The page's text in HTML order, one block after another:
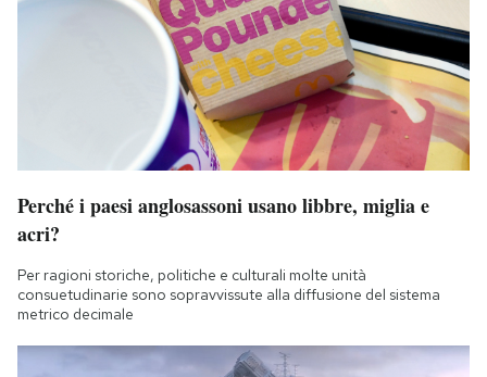
Perché i paesi anglosassoni usano libbre, miglia e
acri?
Per ragioni storiche, politiche e culturali molte unità
consuetudinarie sono sopravvissute alla diffusione del sistema
metrico decimale